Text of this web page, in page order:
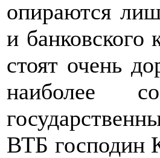
опираются
и
стоят очень
наиболее
ВТБ господин